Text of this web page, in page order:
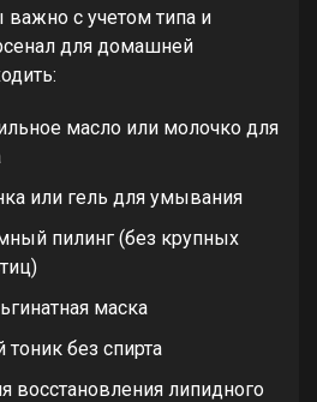
важно с учетом типа и
для домашней
масло или молочко для
или гель для умывания
пилинг (без крупных
маска
без спирта
восстановления липидного